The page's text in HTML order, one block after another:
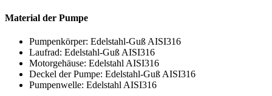
Material der Pumpe
Pumpenkörper: Edelstahl-Guß AISI316
Laufrad: Edelstahl-Guß AISI316
Motorgehäuse: Edelstahl AISI316
Deckel der Pumpe: Edelstahl-Guß AISI316
Pumpenwelle: Edelstahl AISI316